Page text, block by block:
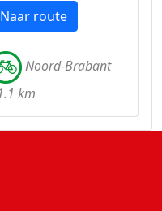
Naar route
Noord-Brabant
km